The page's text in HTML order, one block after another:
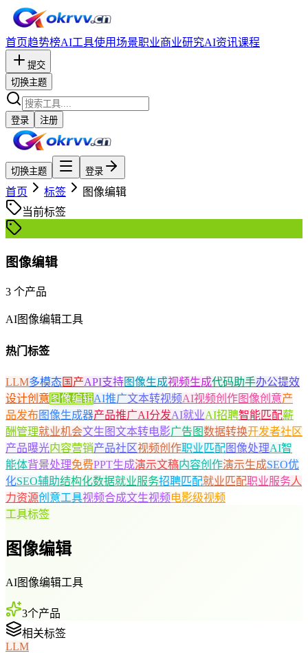
首页趋势榜AI工具使用场景职业商业研究AI资讯课程
提交
切换主题
登录 注册
切换主题 登录
首页 标签
图像编辑
当前标签
图像编辑
3 个产品
AI图像编辑工具
热门标签
LLM多模态国产API支持图像生成视频生成代码助手办公提效
设计创意 图像编辑AI推广文本转视频AI视频创作图像创意产
品发布 图像生成器产品推广AI分发AI就业AI招聘智能匹配薪
酬管理就业机会文生图文本转电影广告图数据转换开发者社区
产品曝光内容营销产品社区视频创作职业匹配图像处理AI智
能体背景处理免费PPT生成演示文稿内容创作演示生成SEO优
化SEO辅助结构化数据就业服务招聘匹配就业匹配职业服务人
力资源创意工具视频合成文生视频电影级视频
工具标签
图像编辑
AI图像编辑工具
3个产品
相关标签
LLM